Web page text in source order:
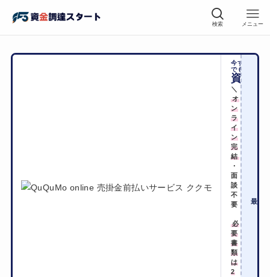
検索 メニュー
今すぐに
でも
資金化
＼
オ
ン
ラ
イ
ン
完
結
・
面
談
不
要
必
要
書
類
は
2
最短